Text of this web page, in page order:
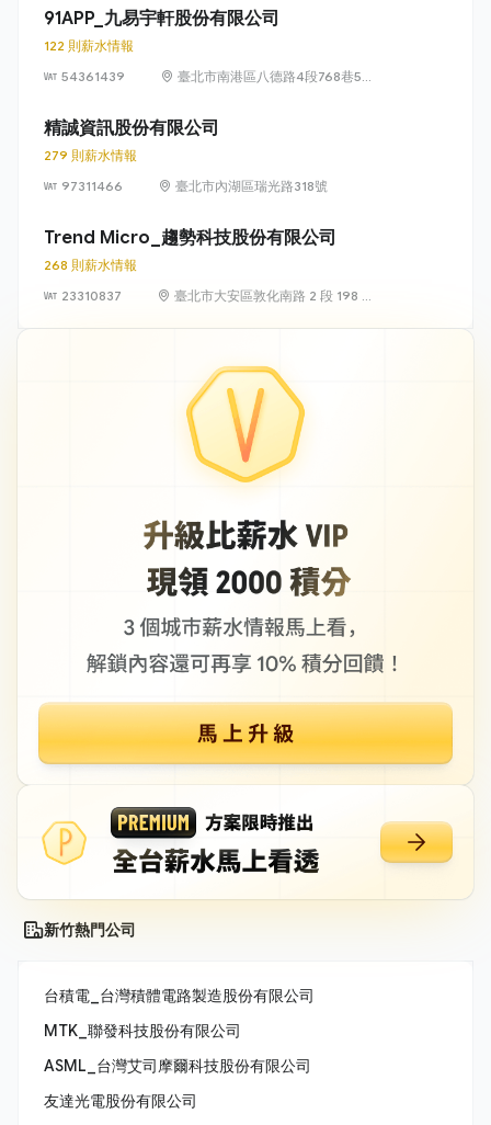
91APP_九易宇軒股份有限公司
122 則薪水情報
54361439
臺北市南港區八德路4段768巷5號
精誠資訊股份有限公司
279 則薪水情報
97311466
臺北市內湖區瑞光路318號
Trend Micro_趨勢科技股份有限公司
268 則薪水情報
23310837
臺北市大安區敦化南路 2 段 198 號
新竹熱門公司
台積電_台灣積體電路製造股份有限公司
MTK_聯發科技股份有限公司
ASML_台灣艾司摩爾科技股份有限公司
友達光電股份有限公司